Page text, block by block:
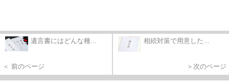
遺言書にはどんな種...
＜ 前のページ
相続対策で用意した...
＞次のページ